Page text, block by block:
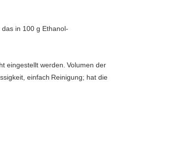
in 100 g Ethanol-
eingestellt werden. Volumen der
einfach Reinigung; hat die